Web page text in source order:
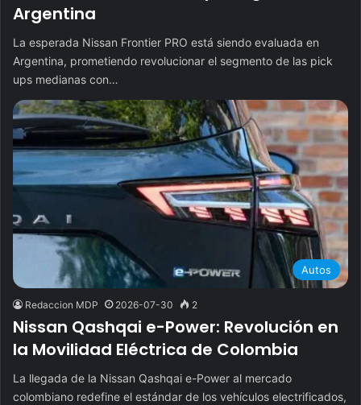
Argentina
La esperada Nissan Frontier PRO está siendo evaluada en
Argentina, prometiendo revolucionar el segmento de las pick
ups medianas con…
Autos
Redaccion MDP 2026-07-30 2
Nissan Qashqai e-Power: Revolución en
la Movilidad Eléctrica de Colombia
La llegada de la Nissan Qashqai e-Power al mercado
colombiano redefine el estándar de los vehículos electrificados,